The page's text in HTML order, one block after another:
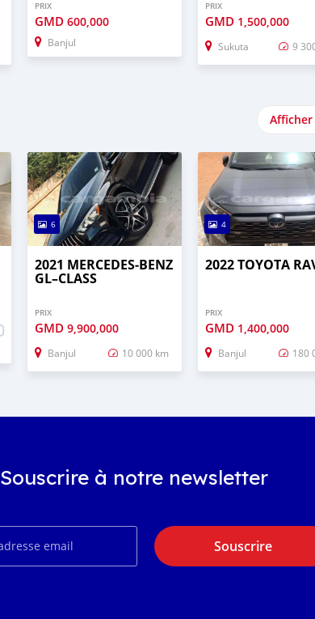
PRIX
GMD 600,000
Banjul
PRIX
GMD 1,500,000
Sukuta 9
6
2021 MERCEDES‒BENZ
GL–CLASS
PRIX
GMD 9,900,000
Banjul 10 000 km
4
2022 TOYOTA
PRIX
GMD 1,400,000
Banjul 180
Souscrire à notre newsletter
Souscrire